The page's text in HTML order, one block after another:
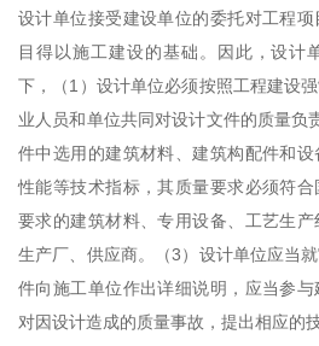
设计单位接受建设单位的委托对工程
目得以施工建设的基础。因此，设计
下，（1）设计单位必须按照工程建设
业人员和单位共同对设计文件的质量负
件中选用的建筑材料、建筑构配件和设
性能等技术指标，其质量要求必须符
要求的建筑材料、专用设备、工艺生
生产厂、供应商。（3）设计单位应当
件向施工单位作出详细说明，应当参
对因设计造成的质量事故，提出相应的